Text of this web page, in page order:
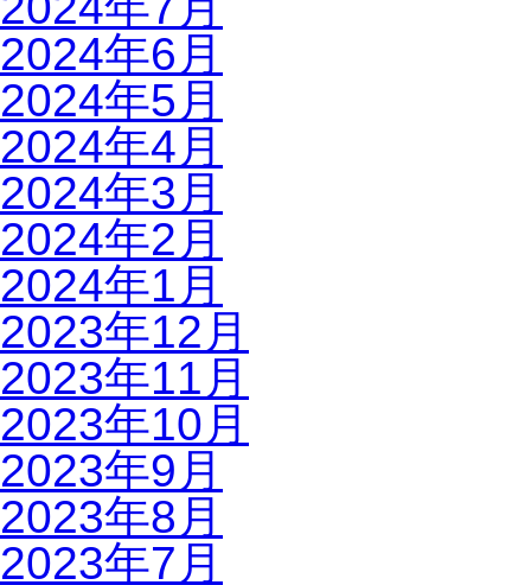
2024年6月
2024年5月
2024年4月
2024年3月
2024年2月
2024年1月
2023年12月
2023年11月
2023年10月
2023年9月
2023年8月
2023年7月